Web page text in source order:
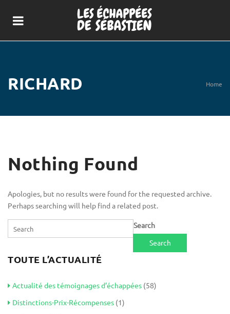
RICHARD Home
Nothing Found
Apologies, but no results were found for the requested archive.
Perhaps searching will help find a related post.
Search
TOUTE L’ACTUALITÉ
Actualité des témoignages d’échappées (58)
Distinctions-Prix-Récompenses (1)